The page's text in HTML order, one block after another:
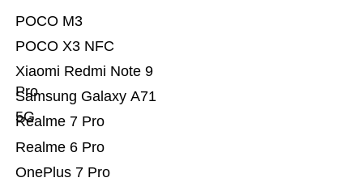
OnePlus 7 Pro
Realme 6 Pro
Realme 7 Pro
Samsung Galaxy A71
5G
Xiaomi Redmi Note 9
Pro
POCO X3 NFC
POCO M3